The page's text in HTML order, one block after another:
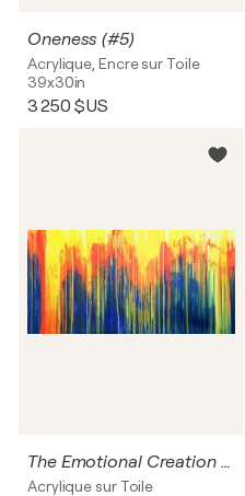
Oneness (#5)
Acrylique, Encre sur Toile
39x30in
3 250 $US
The Emotional Creation #275
Acrylique sur Toile